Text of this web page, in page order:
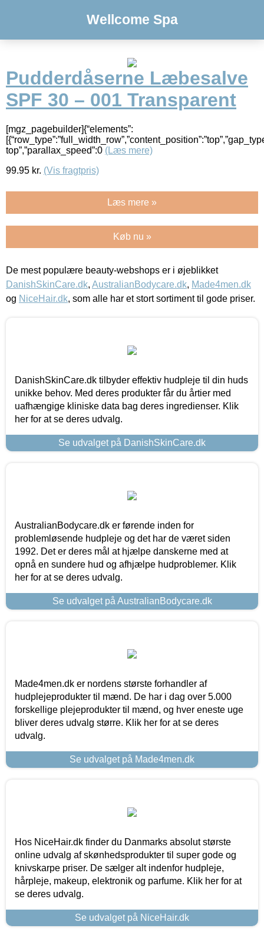
Wellcome Spa
Pudderdåserne Læbesalve
SPF 30 – 001 Transparent
[mgz_pagebuilder]{“elements”:
top”,”parallax_speed”:0 (Læs mere)
99.95 kr. (Vis fragtpris)
Læs mere »
Køb nu »
De mest populære beauty-webshops er i øjeblikket
DanishSkinCare.dk, AustralianBodycare.dk, Made4men.dk
og NiceHair.dk, som alle har et stort sortiment til gode priser.
DanishSkinCare.dk tilbyder effektiv hudpleje til din huds
unikke behov. Med deres produkter får du årtier med
uafhængige kliniske data bag deres ingredienser. Klik
her for at se deres udvalg.
Se udvalget på DanishSkinCare.dk
AustralianBodycare.dk er førende inden for
problemløsende hudpleje og det har de været siden
1992. Det er deres mål at hjælpe danskerne med at
opnå en sundere hud og afhjælpe hudproblemer. Klik
her for at se deres udvalg.
Se udvalget på AustralianBodycare.dk
Made4men.dk er nordens største forhandler af
hudplejeprodukter til mænd. De har i dag over 5.000
forskellige plejeprodukter til mænd, og hver eneste uge
bliver deres udvalg større. Klik her for at se deres
udvalg.
Se udvalget på Made4men.dk
Hos NiceHair.dk finder du Danmarks absolut største
online udvalg af skønhedsprodukter til super gode og
knivskarpe priser. De sælger alt indenfor hudpleje,
hårpleje, makeup, elektronik og parfume. Klik her for at
se deres udvalg.
Se udvalget på NiceHair.dk